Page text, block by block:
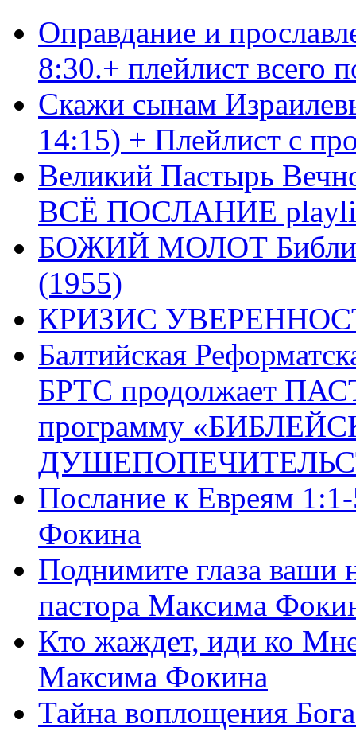
Оправдание и
8:30.+ плейлист
Скажи сынам
14:15) + Плейлист с
Великий Пастырь
ВСЁ ПОСЛАНИЕ
БОЖИЙ МОЛОТ Библия
(1955)
КРИЗИС
Балтийская
БРТС продолжает
программу
Послание к Евреям
Фокина
Поднимите глаза ваши
пастора Максима
Кто жаждет, иди ко
Максима Фокина
Тайна воплощения